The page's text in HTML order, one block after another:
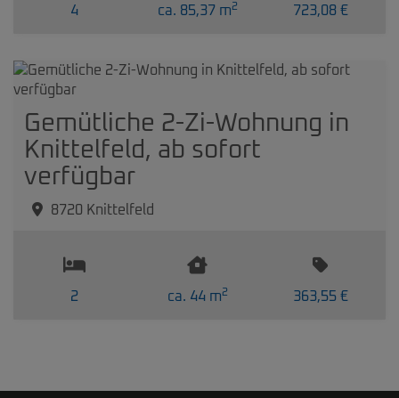
4 ca. 85,37 m2 723,08 €
Gemütliche 2-Zi-Wohnung in
Knittelfeld, ab sofort
verfügbar
8720 Knittelfeld
2 ca. 44 m2 363,55 €